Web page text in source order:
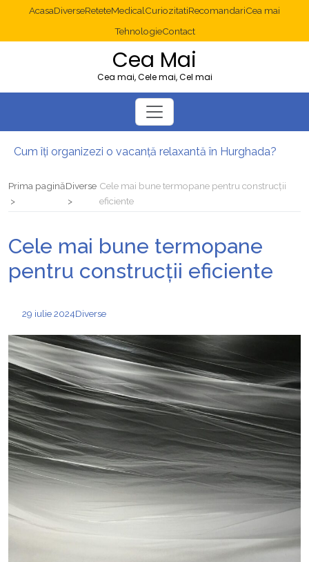
AcasaDiverseReteteMedicalCuriozitatiRecomandariCea mai
TehnologieContact
Cea Mai
Cea mai, Cele mai, Cel mai
Cum îți organizezi o vacanță relaxantă în Hurghada?
Multisite WordPress și Mastodon: cum gestionezi mai multe site-uri
Prima paginăDiverse Cele mai bune termopane pentru construcții
eficiente
Cele mai bune termopane
pentru construcții eficiente
29 iulie 2024Diverse